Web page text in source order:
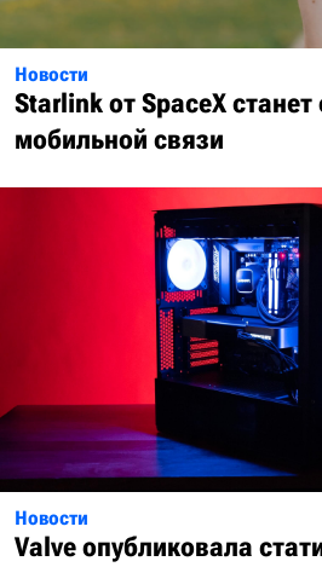
Новости
Starlink от SpaceX
мобильной связи
Новости
Valve опубликовала